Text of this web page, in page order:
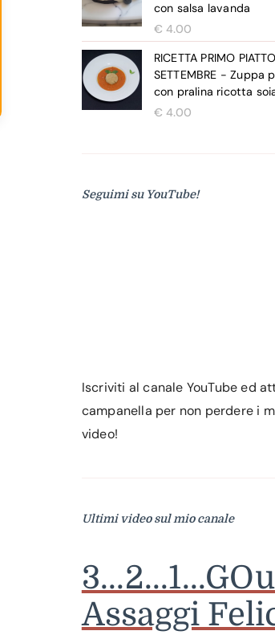
con salsa lavanda
€ 4.00
RICETTA PRIMO
SETTEMBRE - Zuppa
con pralina ricotta
€ 4.00
Seguimi su YouTube!
Iscriviti al canale YouTube ed
campanella per non perdere i
video!
Ultimi video sul mio canale
Assaggi